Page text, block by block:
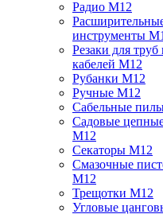
Радио M12
инструменты
Резаки для труб
кабелей M12
Рубанки M12
Ручные M12
Сабельные
Садовые
M12
Секаторы M12
Смазочные
M12
Трещотки M12
Угловые